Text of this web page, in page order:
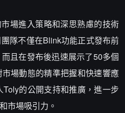
場進入策略和深思熟慮的技術
隊不僅在Blink功能正式發布前
且在發布後迅速展示了50多個
場動態的精準把握和快速響應
的公開支持和推廣，進一步
市場吸引力。